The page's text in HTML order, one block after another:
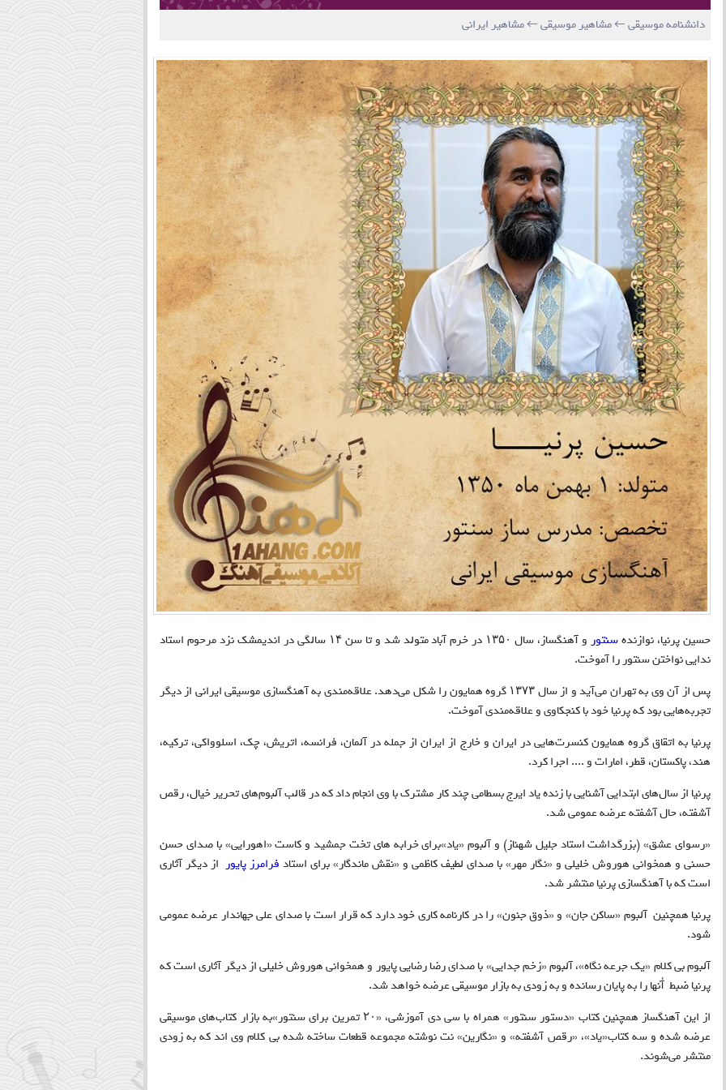
دانشنامه موسیقی ← مشاهیر موسیقی ← مشاهیر ایرانی
حسین پرنیا، نوازندهسنتور
‌و آهنگساز، سال ۱۳۵۰ در خرم آباد متولد شد و تا سن ۱۴ سالگی در اندیمشک نزد مرحوم استاد
ندایی نواختن سنتور را آموخت.
پس از آن وی به تهران می‌آید و از سال ۱۳۷۳ گروه همایون را شکل می‌دهد. علاقه‌مندی به آهنگسازی موسیقی ایرانی از دیگر
تجربه‌هایی بود که پرنیا خود با کنجکاوی و علاقه‌مندی آموخت.
پرنیا به اتقاق گروه همایون کنسرت‌هایی در ایران و خارج از ایران از جمله در آلمان، فرانسه، اتریش، چک، اسلوواکی، ترکیه،
هند، پاکستان، قطر، امارات و .... اجرا کرد.
پرنیا از سال‌های ابتدایی آشنایی با زنده یاد ایرج بسطامی چند کار مشترک با وی انجام داد که در قالب آلبوم‌های تحریر خیال، رقص
آشفته، حال آشفته عرضه عمومی شد.
«رسوای عشق» (بزرگداشت استاد جلیل شهناز) و آلبوم «یاد»برای خرابه های تخت جمشید و کاست «اهورایی» با صدای حسن
حسنی و همخوانی هوروش خلیلی و «نگار مهر» با صدای لطیف کاظمی و «نقش ماندگار» برای استاد فرامرز پایور از دیگر آثاری
است که با آهنگسازی پرنیا منتشر شد.
پرنیا همچنین آلبوم «ساکن جان» و «ذوق جنون» را در کارنامه کاری خود دارد که قرار است با صدای علی جهاندار عرضه عمومی
شود.
آلبوم بی کلام «یک جرعه نگاه»، آلبوم «زخم جدایی» با صدای رضا رضایی پایور و همخوانی هوروش خلیلی از دیگر آثاری است که
پرنیا ضبط آْنها را به پایان رسانده و به زودی به بازار موسیقی عرضه خواهد شد.
از این آهنگساز همچنین کتاب «دستور سنتور» همراه با سی دی آموزشی، «۲۰ تمرین برای سنتور»به بازار کتاب‌های موسیقی
عرضه شده و سه کتاب«یاد»، «رقص آشفته» و «نگارین» نت نوشته مجموعه قطعات ساخته شده بی کلام وی اند که به زودی
منتشر می‌‌شوند.